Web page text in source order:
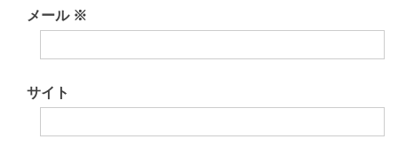
メール ※
サイト